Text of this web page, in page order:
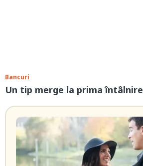
Bancuri
Un tip merge la prima întâlnire